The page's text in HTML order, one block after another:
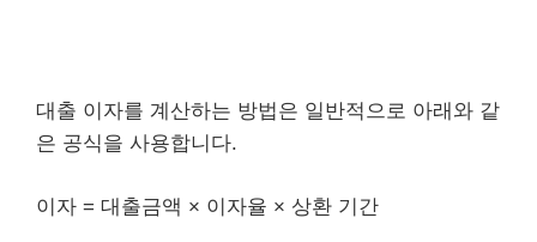
대출 이자를 계산하는 방법은 일반적으로 아래와 같
은 공식을 사용합니다.
이자 = 대출금액 × 이자율 × 상환 기간